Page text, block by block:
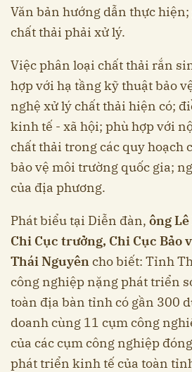
Văn bản hướng dẫn thực
chất thải phải xử lý.
Việc phân loại chất thải rắn
hợp với hạ tầng kỹ thuật bảo
nghệ xử lý chất thải hiện có;
kinh tế - xã hội; phù hợp với
chất thải trong các quy hoạch
bảo vệ môi trường quốc gia;
của địa phương.
Phát biểu tại Diễn đàn, ông
Chi Cục trưởng, Chi Cục Bảo
Thái Nguyêncho biết: Tỉnh
công nghiệp nặng phát triển
toàn địa bàn tỉnh có gần 300
doanh cùng 11 cụm công
của các cụm công nghiệp
phát triển kinh tế của toàn